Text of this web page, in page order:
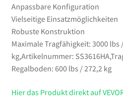
Anpassbare Konfiguration
Vielseitige Einsatzmöglichkeiten
Robuste Konstruktion
Maximale Tragfähigkeit: 3000 lbs
kg,Artikelnummer:
Regalboden: 600 lbs / 272,2 kg
Hier das Produkt direkt auf